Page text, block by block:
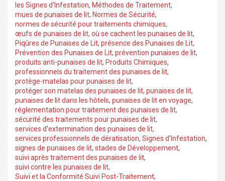
les Signes d'Infestation, Méthodes de Traitement,
mues de punaises de lit, Normes de Sécurité,
normes de sécurité pour traitements chimiques,
œufs de punaises de lit, où se cachent les punaises de lit,
Piqûres de Punaises de Lit, présence des Punaises de Lit,
Prévention des Punaises de Lit, prévention punaises de lit,
produits anti-punaises de lit, Produits Chimiques,
professionnels du traitement des punaises de lit,
protège-matelas pour punaises de lit,
protéger son matelas des punaises de lit, punaises de lit,
punaises de lit dans les hôtels, punaises de lit en voyage,
réglementation pour traitement des punaises de lit,
sécurité des traitements pour punaises de lit,
services d'extermination des punaises de lit,
services professionnels de dératisation, Signes d'Infestation,
signes de punaises de lit, stades de Développement,
suivi après traitement des punaises de lit,
suivi contre les punaises de lit,
Suivi et la Conformité Suivi Post-Traitement,